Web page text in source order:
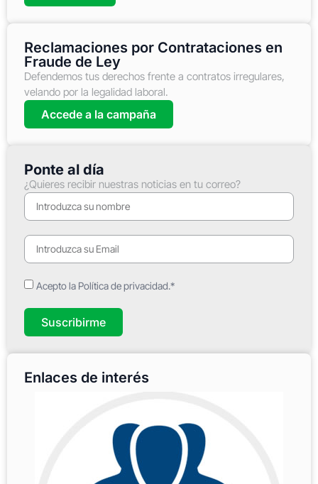
Reclamaciones por Contrataciones en
Fraude de Ley
Defendemos tus derechos frente a contratos irregulares,
velando por la legalidad laboral.
Accede a la campaña
Ponte al día
¿Quieres recibir nuestras noticias en tu correo?
Acepto la Política de privacidad.*
Suscribirme
Enlaces de interés